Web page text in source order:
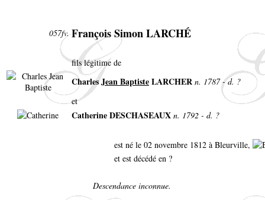
057fv. François Simon LARCHÉ
fils légitime de
CharlesJean BaptisteLARCHER n. 1787 - d. ?
et
Catherine DESCHASEAUX n. 1792 - d. ?
est né le 02 novembre 1812 à Bleurville,
et est décédé en ?
Descendance inconnue.